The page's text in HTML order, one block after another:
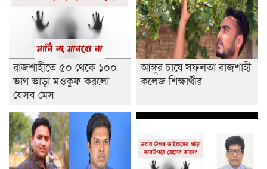
রাজশাহীতে ৫০ থেকে ১০০
ভাগ ভাড়া মওকুফ করলো
যেসব মেস
আঙ্গুর চাষে সফলতা রাজশাহী
কলেজ শিক্ষার্থীর